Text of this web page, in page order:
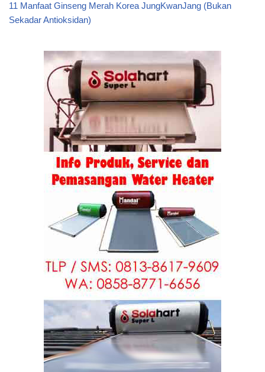
11 Manfaat Ginseng Merah Korea JungKwanJang (Bukan
Sekadar Antioksidan)